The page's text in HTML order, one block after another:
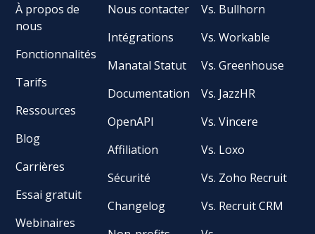
À propos de
nous
Fonctionnalités
Tarifs
Ressources
Blog
Carrières
Essai gratuit
Webinaires
Nous contacter
Intégrations
Manatal Statut
Documentation
OpenAPI
Affiliation
Sécurité
Changelog
Vs. Bullhorn
Vs. Workable
Vs. Greenhouse
Vs. JazzHR
Vs. Vincere
Vs. Loxo
Vs. Zoho Recruit
Vs. Recruit CRM